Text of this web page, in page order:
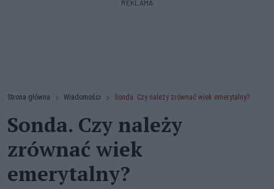
REKLAMA
Strona główna Wiadomości Sonda. Czy należy zrównać wiek emerytalny?
Sonda. Czy należy
zrównać wiek
emerytalny?